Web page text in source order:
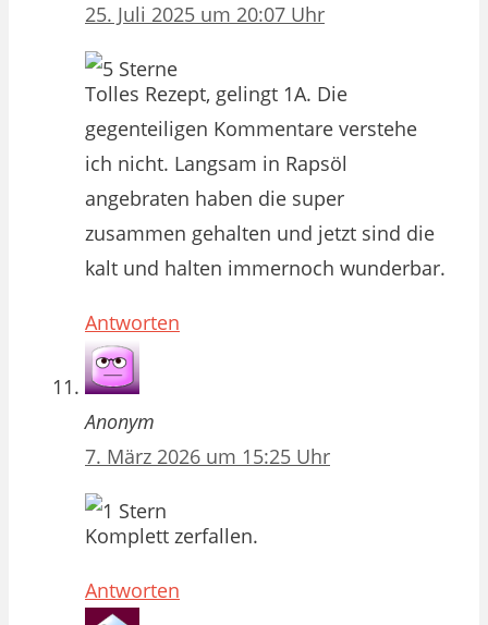
25. Juli 2025 um 20:07 Uhr
Tolles Rezept, gelingt 1A. Die
gegenteiligen Kommentare verstehe
ich nicht. Langsam in Rapsöl
angebraten haben die super
zusammen gehalten und jetzt sind die
kalt und halten immernoch wunderbar.
Antworten
Anonym
7. März 2026 um 15:25 Uhr
Komplett zerfallen.
Antworten